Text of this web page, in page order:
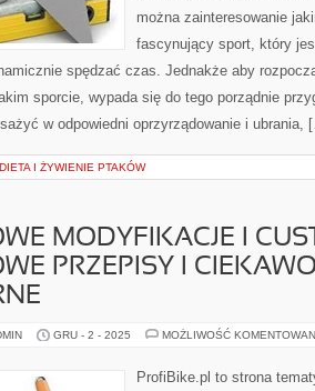
można zainteresowanie
fascynujący sport, który
spędzać czas. Jednakże aby
sporcie, wypada się do tego porządnie
w odpowiedni oprzyrządowanie i ubrania,
DIETA I ŻYWIENIE PTAKÓW
MODYFIKACJE I
PRZEPISY I
GRU - 2 - 2025 MOŻLIWOŚĆ
ProfiBike.pl to strona